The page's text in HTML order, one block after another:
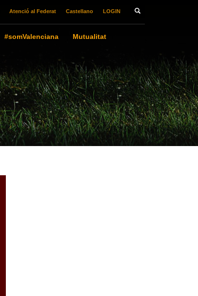
Atenció al Federat Castellano LOGIN
#somValenciana
Mutualitat